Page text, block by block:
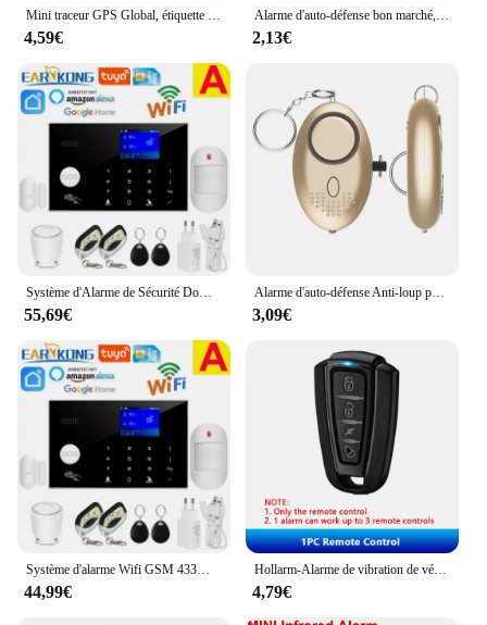
Mini traceur GPS Global, étiquette intelligente, Compatible avec iOS Find My App, détecteur de clé, localisateur d'alarme Anti-perte pour animaux de compagnie, iTag pour iPhone
4,59€
Alarme d'auto-défense bon marché, 120db, en forme d'œuf, pour filles et femmes, alerte de protection, sécurité personnelle, cri fort, porte-clés, alarme d'urgence
2,13€
Système d'Alarme de Sécurité Domestique avec Wi-fi, GSM de 433 MHz, Détecteur Filaire sans Fil avec Clavier Tactile RFID, Anti-cambriolage, Température et Humidité
55,69€
Alarme d'auto-défense Anti-loup pour filles et femmes, alerte de protection, sécurité personnelle, cri fort, alarme d'urgence, porte-clés
3,09€
Système d'alarme Wifi GSM 433MHz, anti-cambriolage domestique, détecteur filaire sans fil, clavier tactile RFID, température et humidité, Alexa
44,99€
Hollarm-Alarme de vibration de vélo, alarme de moto sans fil, antivol, télécommande aste USB, système de sécurité étanche
4,79€